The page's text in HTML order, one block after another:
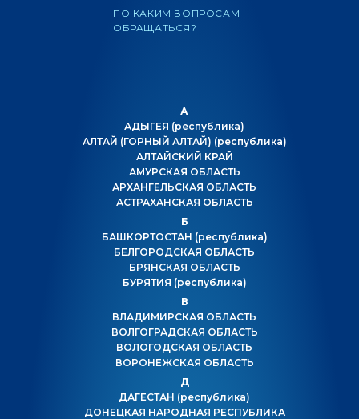
ПО КАКИМ ВОПРОСАМ
ОБРАЩАТЬСЯ?
А
АДЫГЕЯ (республика)
АЛТАЙ (ГОРНЫЙ АЛТАЙ) (республика)
АЛТАЙСКИЙ КРАЙ
АМУРСКАЯ ОБЛАСТЬ
АРХАНГЕЛЬСКАЯ ОБЛАСТЬ
АСТРАХАНСКАЯ ОБЛАСТЬ
Б
БАШКОРТОСТАН (республика)
БЕЛГОРОДСКАЯ ОБЛАСТЬ
БРЯНСКАЯ ОБЛАСТЬ
БУРЯТИЯ (республика)
В
ВЛАДИМИРСКАЯ ОБЛАСТЬ
ВОЛГОГРАДСКАЯ ОБЛАСТЬ
ВОЛОГОДСКАЯ ОБЛАСТЬ
ВОРОНЕЖСКАЯ ОБЛАСТЬ
Д
ДАГЕСТАН (республика)
ДОНЕЦКАЯ НАРОДНАЯ РЕСПУБЛИКА